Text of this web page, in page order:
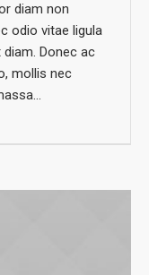
diam non
odio vitae ligula
Donec ac
mollis nec